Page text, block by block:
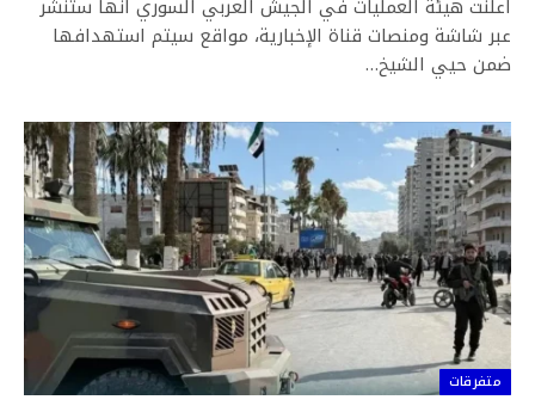
عبر شاشة ومنصات قناة الإخبارية، مواقع سيتم استهدافها
ضمن حيي الشيخ…
متفرقات